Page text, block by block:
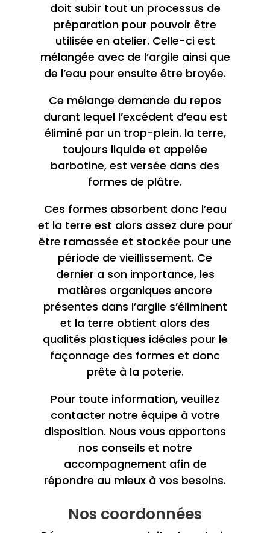
doit subir tout un processus de
préparation pour pouvoir être
utilisée en atelier. Celle-ci est
mélangée avec de l’argile ainsi que
de l’eau pour ensuite être broyée.
Ce mélange demande du repos
durant lequel l’excédent d’eau est
éliminé par un trop-plein. la terre,
toujours liquide et appelée
barbotine, est versée dans des
formes de plâtre.
Ces formes absorbent donc l’eau
et la terre est alors assez dure pour
être ramassée et stockée pour une
période de vieillissement. Ce
dernier a son importance, les
matières organiques encore
présentes dans l’argile s’éliminent
et la terre obtient alors des
qualités plastiques idéales pour le
façonnage des formes et donc
prête à la poterie.
Pour toute information, veuillez
contacter notre équipe à votre
disposition. Nous vous apportons
nos conseils et notre
accompagnement afin de
répondre au mieux à vos besoins.
Nos coordonnées